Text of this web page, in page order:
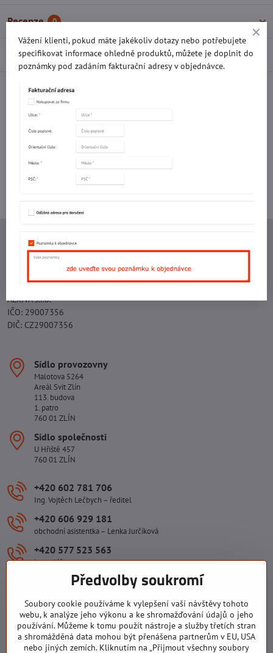
Recenze 0
Diskuse 0
Facebook
Potřebujete poradit s objednávkou?
Kontaktujte nás:
+420 577 523 563
Ing. Vojtěch Lečbych - IVL
DIČ: CZ5602130809
ALRIVA s.r.o.
IČO: 29007356
DIČ: CZ29007356
Sídlo provozovny
Malotova 5264
Areál Svit Zlín
113. budova
1. patro
760 01 ZLÍN
Sídlo společnosti
U Hřiště 457
760 01 ZLÍN
+420 602 781 706
Ing. Vojtěch Lečbych – ředitel
+420 606 929 181
obchodní asistentka – Lenka Jurčíková
+420 577 523 563
kancelář
ivlecbych​@seznam​.cz
Důležité odkazy
Předvolby soukromí
Soubory cookie používáme k vylepšení vaší návštěvy tohoto
webu, k analýze jeho výkonu a ke shromažďování údajů o jeho
používání. Můžeme k tomu použít nástroje a služby třetích stran
a shromážděná data mohou být přenášena partnerům v EU, USA
nebo jiných zemích. Kliknutím na „Přijmout všechny soubory
Vážení klienti, pokud máte jakékoliv dotazy nebo potřebujete
specifikovat informace ohledně produktů, můžete je doplnit do
poznámky pod zadáním fakturační adresy v objednávce.